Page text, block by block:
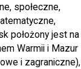
społeczne,
położony jest na
Warmii i Mazur
i zagraniczne),